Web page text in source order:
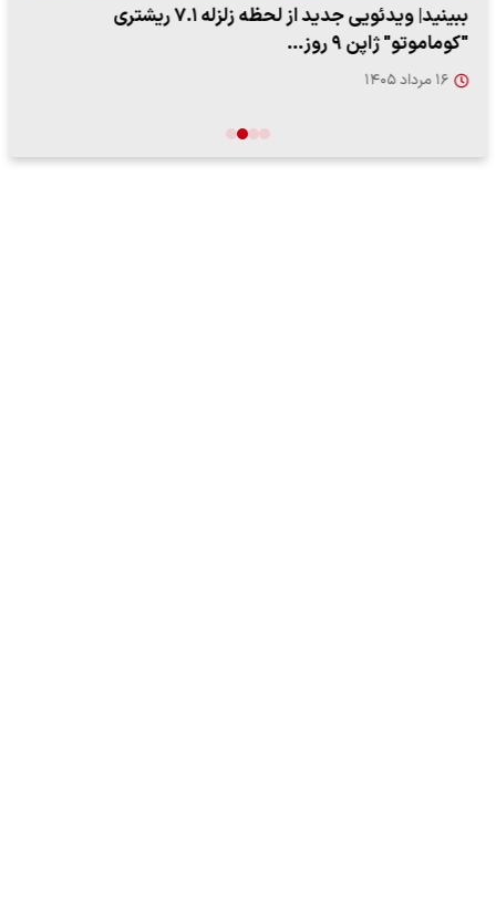
ببینید| ویدئویی جدید از لحظه زلزله ۷.۱ ریشتری
"کوماموتو" ژاپن ۹ روز…
۱۶ مرداد ۱۴۰۵